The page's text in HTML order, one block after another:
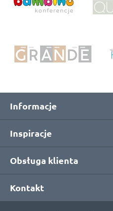
Informacje
Inspiracje
Obsługa klienta
Kontakt